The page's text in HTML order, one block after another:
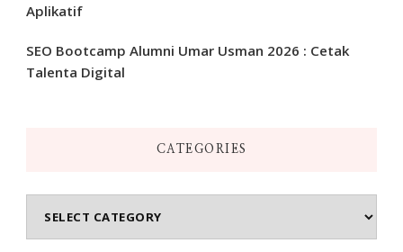
Aplikatif
SEO Bootcamp Alumni Umar Usman 2026 : Cetak
Talenta Digital
CATEGORIES